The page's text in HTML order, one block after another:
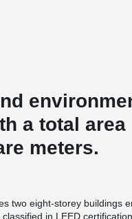
a total
meters.
two eight-storey buildings
in LEED